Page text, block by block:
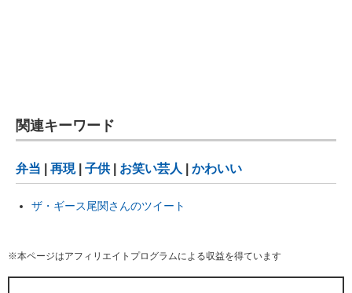
関連キーワード
弁当 再現| 子供| お笑い芸人 かわいい
ザ・ギース尾関さんのツイート
※本ページはアフィリエイトプログラムによる収益を得ています